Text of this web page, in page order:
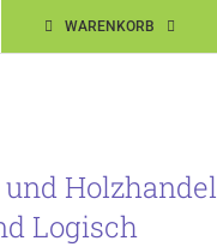
WARENKORB
Holzhandel
Logisch